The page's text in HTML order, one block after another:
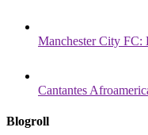
Manchester City FC:
Cantantes
Blogroll